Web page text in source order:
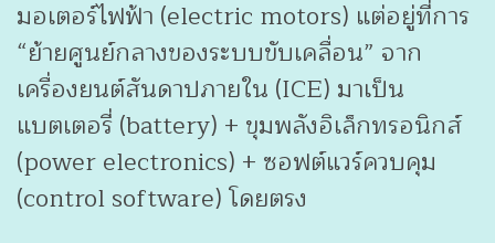
มอเตอร์ไฟฟ้า (electric motors) แต่อยู่ที่การ
“ย้ายศูนย์กลางของระบบขับเคลื่อน” จาก
เครื่องยนต์สันดาปภายใน (ICE) มาเป็น
แบตเตอรี่ (battery) + ขุมพลังอิเล็กทรอนิกส์
(power electronics) + ซอฟต์แวร์ควบคุม
(control software) โดยตรง